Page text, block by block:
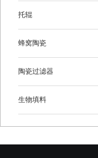
托辊
蜂窝陶瓷
陶瓷过滤器
生物填料